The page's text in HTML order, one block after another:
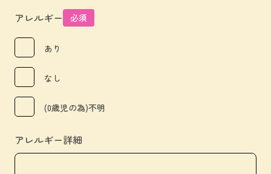
アレルギー 必須
あり
なし
(0歳児の為)不明
アレルギー詳細